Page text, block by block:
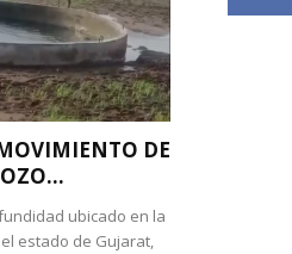
DE
ubicado en la
estado de Gujarat,